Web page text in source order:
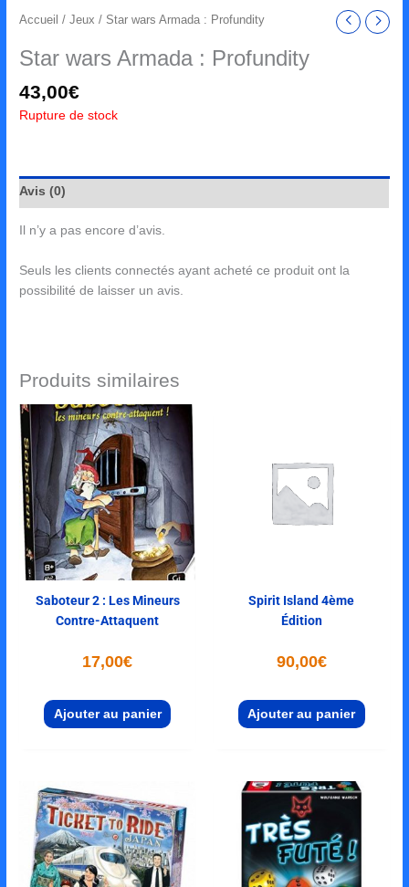
Accueil /Jeux / Star wars Armada : Profundity
Star wars Armada : Profundity
43,00€
Rupture de stock
Avis (0)
Il n’y a pas encore d’avis.
Seuls les clients connectés ayant acheté ce produit ont la
possibilité de laisser un avis.
Produits similaires
Saboteur 2 : Les Mineurs
Contre-Attaquent
17,00€
Ajouter au panier
Spirit Island 4ème
Édition
90,00€
Ajouter au panier